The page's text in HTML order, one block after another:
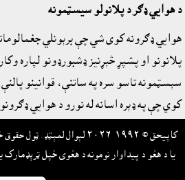
د هوايي ډګر د پلانولو سيسټمونه
هوايي ډګرونه کوى شي چې برېونلي
پلانونو او پشپړ څېړنيز ډشبورډونو لپاره
سېسټمونه تاسو سره په ساتنې، قوانينو
کوي چې په ډېره اسانه له نورو د هوايي
کاپيحق © ١٩٩٢-٢٠٢٦ لېوال
يا د هغو د پيداوار نومونه د هغوى خپل